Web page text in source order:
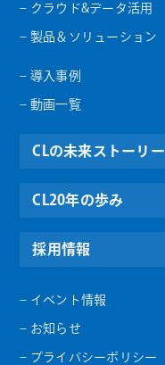
– クラウド&データ活用
– 製品＆ソリューション
– 導入事例
– 動画一覧
CLの未来ストーリー
CL20年の歩み
採用情報
– イベント情報
– お知らせ
– プライバシーポリシー